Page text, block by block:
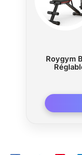
Roygym